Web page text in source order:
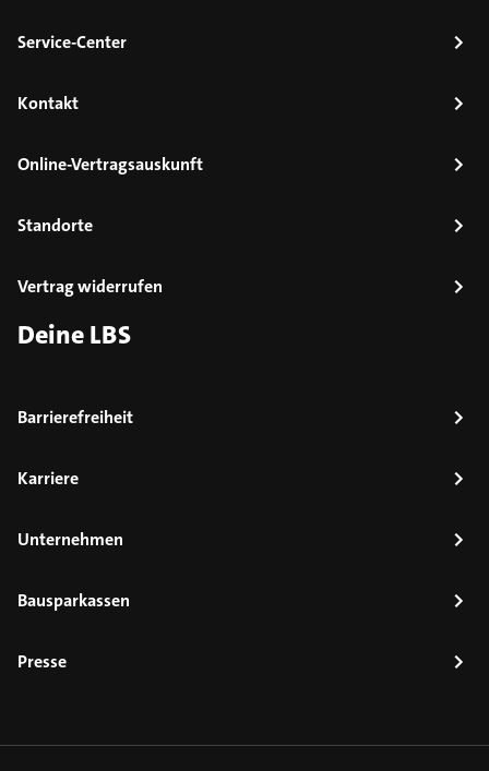
Service-Center
Kontakt
Online-Vertragsauskunft
Standorte
Vertrag widerrufen
Deine LBS
Barrierefreiheit
Karriere
Unternehmen
Bausparkassen
Presse